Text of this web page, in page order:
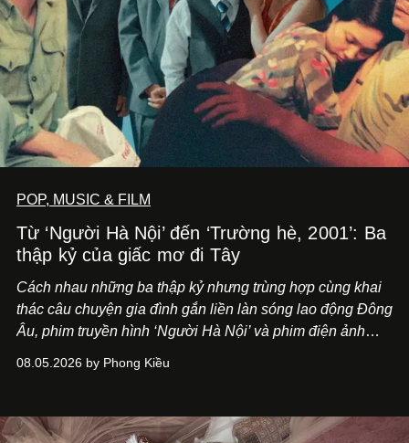
POP, MUSIC & FILM
Từ ‘Người Hà Nội’ đến ‘Trường hè, 2001’: Ba
thập kỷ của giấc mơ đi Tây
Cách nhau những ba thập kỷ nhưng trùng hợp cùng khai
thác câu chuyện gia đình gắn liền làn sóng lao động Đông
Âu, phim truyền hình ‘Người Hà Nội’ và phim điện ảnh
chọn một thuở thịnh hành.
08.05.2026 by Phong Kiều